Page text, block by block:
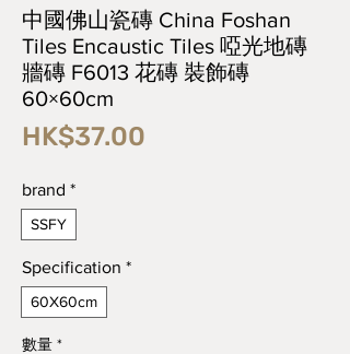
中國佛山瓷磚 China Foshan
Tiles Encaustic Tiles 啞光地磚
牆磚 F6013 花磚 裝飾磚
60×60cm
HK$37.00
brand *
SSFY
Specification *
60X60cm
數量 *